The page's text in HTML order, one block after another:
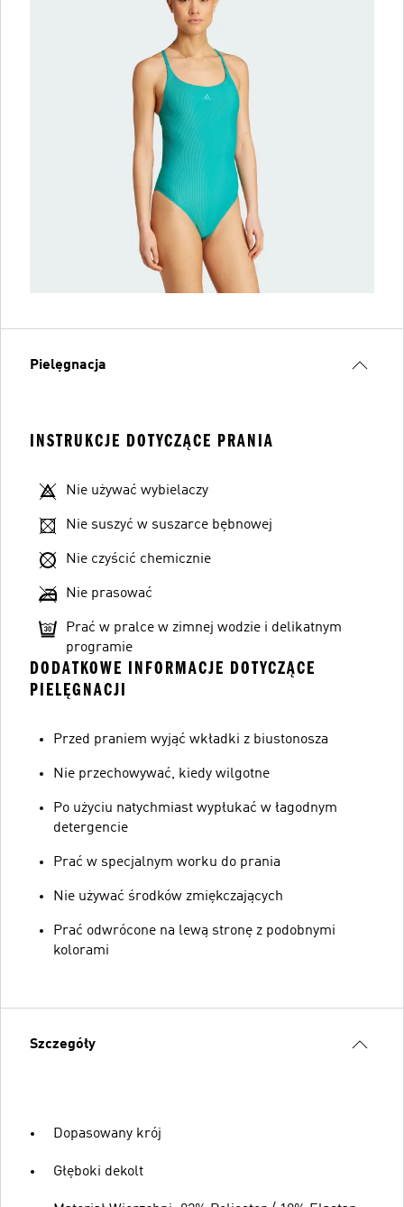
Pielęgnacja
INSTRUKCJE DOTYCZĄCE PRANIA
Nie używać wybielaczy
Nie suszyć w suszarce bębnowej
Nie czyścić chemicznie
Nie prasować
Prać w pralce w zimnej wodzie i delikatnym
programie
DODATKOWE INFORMACJE DOTYCZĄCE
PIELĘGNACJI
Przed praniem wyjąć wkładki z biustonosza
Nie przechowywać, kiedy wilgotne
Po użyciu natychmiast wypłukać w łagodnym
detergencie
Prać w specjalnym worku do prania
Nie używać środków zmiękczających
Prać odwrócone na lewą stronę z podobnymi
kolorami
Szczegóły
Dopasowany krój
Głęboki dekolt